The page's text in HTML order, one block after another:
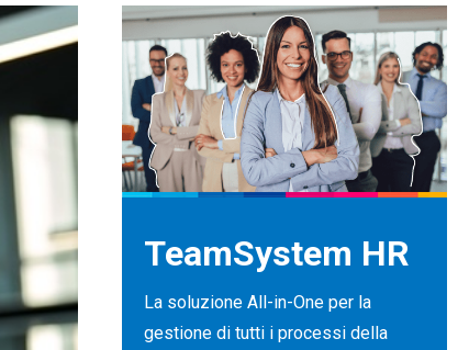
TeamSystem HR
La soluzione All-in-One per la
gestione di tutti i processi della